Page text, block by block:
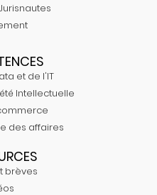
et de l'IT
Intellectuelle
des affaires
brèves